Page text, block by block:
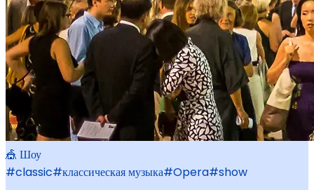
🎪 Шоу
#classic#классическая музыка#Opera#show